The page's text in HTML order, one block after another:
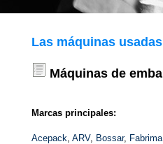
Las máquinas
Máquinas de
Marcas principales:
Acepack, ARV, Bossar, Fabrima